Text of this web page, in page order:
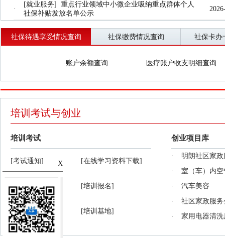
24号 工伤生育保险④（二楼）
44号 就业局政策咨询（二楼）
45号 档案接收（二楼）
49号 失业接收、发放（二楼）
50号 失业接收、发放（二楼）
51号 失业保险申报到账（二楼）
52号 失业申报（二楼）
·
[就业服务] 重点行业领域中小微企业吸纳重点群体个人
社保补贴发放名单公示
社保待遇享受情况查询 社保缴费情况查询 社保卡办
· 账户余额查询 · 医疗账户收支明细查询
培训考试与创业
培训考试
[考试通知] [在线学习资料下载]
[成绩查询] [培训报名]
[培训科目介绍] [培训基地]
创业项目库
·
明朗社区家政
·
室（车）内
·
汽车美容
·
社区家政服务
·
家用电器清洗
X